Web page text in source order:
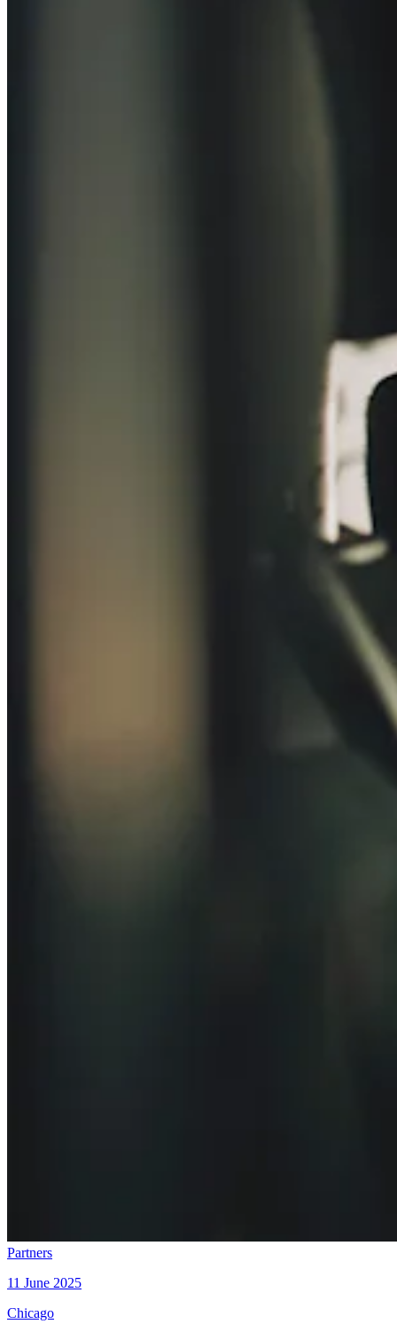
Partners
11 June 2025
Chicago